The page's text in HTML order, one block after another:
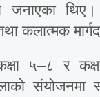
जनाएका
कलात्मक
५–८ र